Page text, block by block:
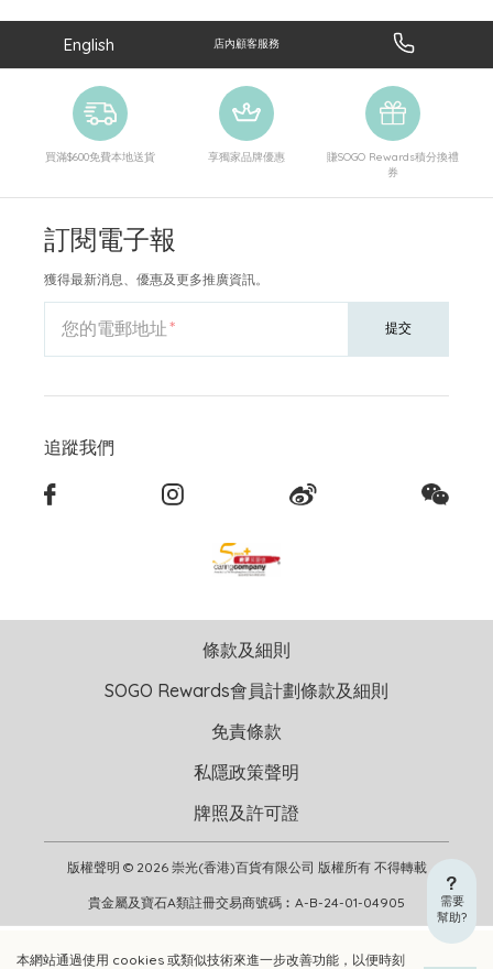
加入購物車 立即選購
本網站通過使用 cookies 或類似技術來進一步改善功能，以便時刻
需要
幫助?
English 店內顧客服務
買滿$600免費本地送貨 享獨家品牌優惠
賺SOGO Rewards積分換禮
券
訂閱電子報
獲得最新消息、優惠及更多推廣資訊。
您的電郵地址 提交
追蹤我們
版權聲明 © 2026 崇光(香港)百貨有限公司 版權所有 不得轉載
貴金屬及寶石A類註冊交易商號碼︰A-B-24-01-04905
條款及細則
SOGO Rewards會員計劃條款及細則
免責條款
私隱政策聲明
牌照及許可證